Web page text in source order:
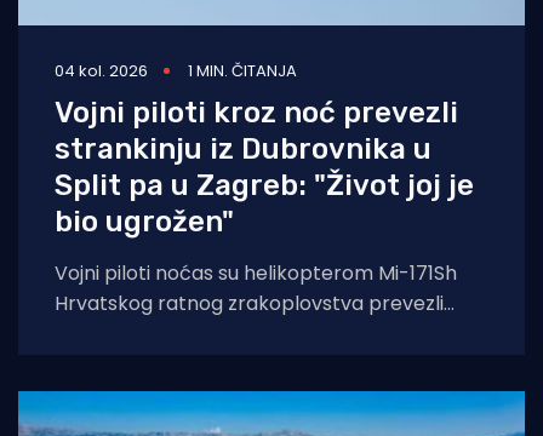
04 kol. 2026 1 MIN. ČITANJA
Vojni piloti kroz noć prevezli
strankinju iz Dubrovnika u
Split pa u Zagreb: "Život joj je
bio ugrožen"
Vojni piloti noćas su helikopterom Mi-171Sh
Hrvatskog ratnog zrakoplovstva prevezli